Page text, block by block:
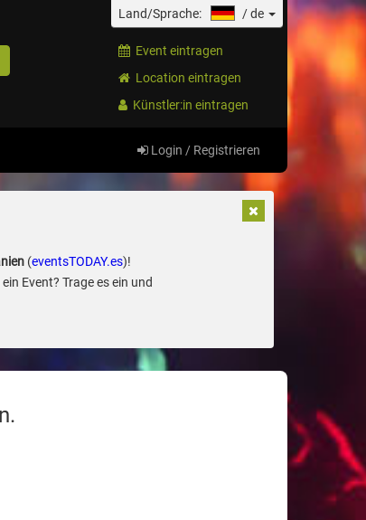
Land/Sprache: /de
Event eintragen
Location eintragen
Künstler:in eintragen
Login / Registrieren
(eventsTODAY.es)!
Event? Trage es ein und